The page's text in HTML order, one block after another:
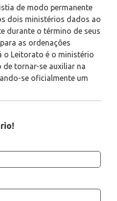
de modo permanente
dois ministérios dados ao
durante o término de seus
as ordenações
o Leitorato é o ministério
de tornar-se auxiliar na
se oficialmente um